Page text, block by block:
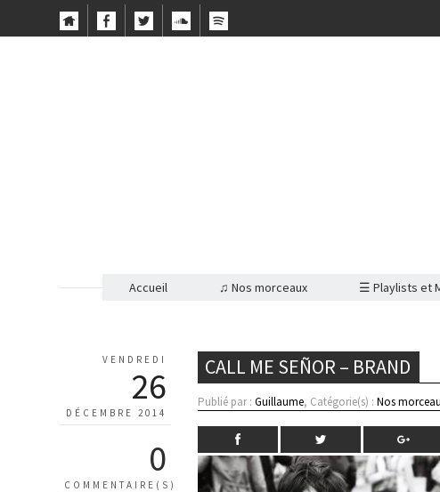
Accueil ♫ Nos morceaux ☰ Playlists et
VENDREDI
26
DÉCEMBRE 2014
0
COMMENTAIRE(S)
CALL ME SEÑOR – BRAND
Publié par :Guillaume, Catégorie(s) :Nos